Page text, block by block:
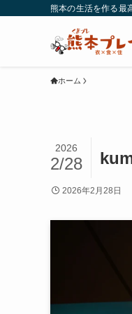
熊本の生活を作る最
ホーム
2026
2/28
2026年2月28日